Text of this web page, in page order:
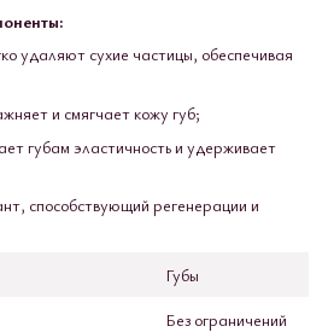
удаляют сухие частицы, обеспечивая
и смягчает кожу губ;
губам эластичность и удерживает
способствующий регенерации и
Губы
Без ограничений